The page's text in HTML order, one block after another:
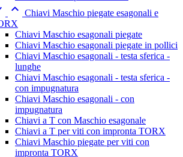
 Chiavi Maschio piegate esagonali e
Chiavi Maschio esagonali piegate
Chiavi Maschio esagonali piegate in pollici
Chiavi Maschio esagonali - testa sferica -
lunghe
Chiavi Maschio esagonali - testa sferica -
con impugnatura
Chiavi Maschio esagonali - con
impugnatura
Chiavi a T con Maschio esagonale
Chiavi a T per viti con impronta TORX
Chiavi Maschio piegate per viti con
impronta TORX